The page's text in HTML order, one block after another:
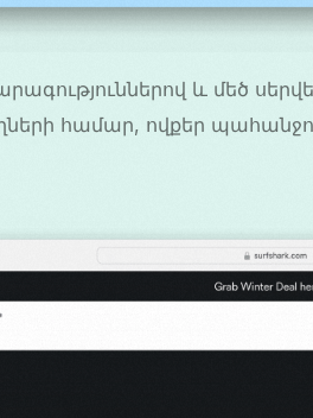
և մեծ
համար, ովքեր